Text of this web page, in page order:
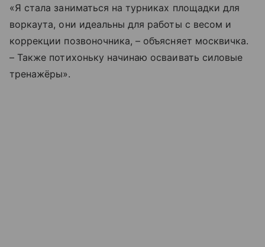
«Я стала заниматься на турниках площадки для
воркаута, они идеальны для работы с весом и
коррекции позвоночника, – объясняет москвичка.
– Также потихоньку начинаю осваивать силовые
тренажёры».